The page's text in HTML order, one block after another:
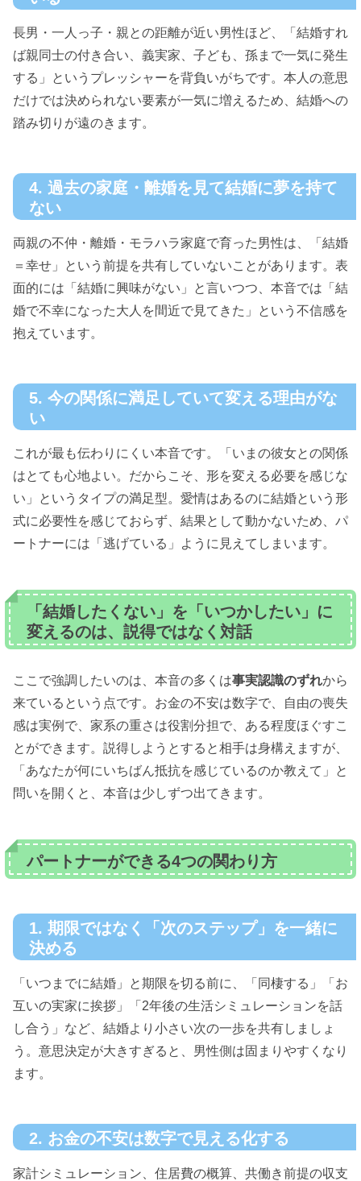
長男・一人っ子・親との距離が近い男性ほど、「結婚すれ
ば親同士の付き合い、義実家、子ども、孫まで一気に発生
する」というプレッシャーを背負いがちです。本人の意思
だけでは決められない要素が一気に増えるため、結婚への
踏み切りが遠のきます。
4. 過去の家庭・離婚を見て結婚に夢を持て
ない
両親の不仲・離婚・モラハラ家庭で育った男性は、「結婚
＝幸せ」という前提を共有していないことがあります。表
面的には「結婚に興味がない」と言いつつ、本音では「結
婚で不幸になった大人を間近で見てきた」という不信感を
抱えています。
5. 今の関係に満足していて変える理由がな
い
これが最も伝わりにくい本音です。「いまの彼女との関係
はとても心地よい。だからこそ、形を変える必要を感じな
い」というタイプの満足型。愛情はあるのに結婚という形
式に必要性を感じておらず、結果として動かないため、パ
ートナーには「逃げている」ように見えてしまいます。
「結婚したくない」を「いつかしたい」に
変えるのは、説得ではなく対話
ここで強調したいのは、本音の多くは事実認識のずれから
来ているという点です。お金の不安は数字で、自由の喪失
感は実例で、家系の重さは役割分担で、ある程度ほぐすこ
とができます。説得しようとすると相手は身構えますが、
「あなたが何にいちばん抵抗を感じているのか教えて」と
問いを開くと、本音は少しずつ出てきます。
パートナーができる4つの関わり方
1. 期限ではなく「次のステップ」を一緒に
決める
「いつまでに結婚」と期限を切る前に、「同棲する」「お
互いの実家に挨拶」「2年後の生活シミュレーションを話
し合う」など、結婚より小さい次の一歩を共有しましょ
う。意思決定が大きすぎると、男性側は固まりやすくなり
ます。
2. お金の不安は数字で見える化する
家計シミュレーション、住居費の概算、共働き前提の収支